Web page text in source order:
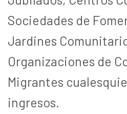
Sociedades de
Jardines
Organizaciones de
Migrantes
ingresos.